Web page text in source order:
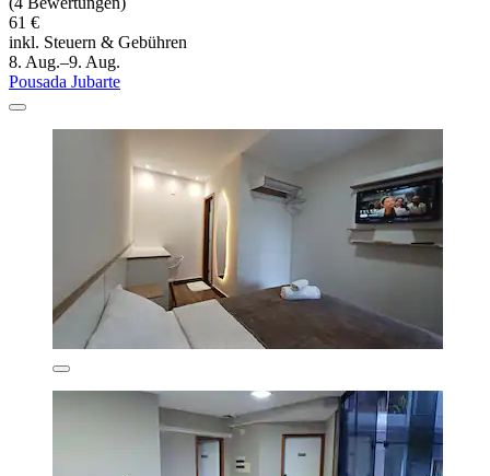
61 €
inkl. Steuern & Gebühren
8. Aug.–9. Aug.
Pousada Jubarte